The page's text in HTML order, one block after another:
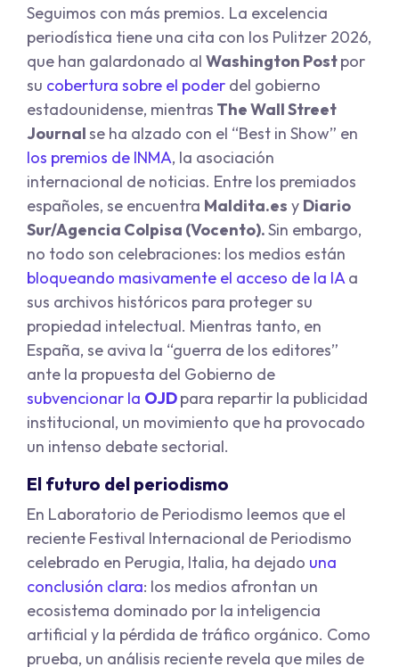
Seguimos con más premios. La excelencia
periodística tiene una cita con los Pulitzer 2026,
que han galardonado al Washington Postpor
su cobertura sobre el poder del gobierno
estadounidense, mientras The Wall Street
Journalse ha alzado con el “Best in Show” en
los premios de INMA, la asociación
internacional de noticias. Entre los premiados
españoles, se encuentra Maldita.es y Diario
Sur/Agencia Colpisa (Vocento).Sin embargo,
no todo son celebraciones: los medios están
bloqueando masivamente el acceso de la IA a
sus archivos históricos para proteger su
propiedad intelectual. Mientras tanto, en
España, se aviva la “guerra de los editores”
ante la propuesta del Gobierno de
subvencionar la OJDpara repartir la publicidad
institucional, un movimiento que ha provocado
un intenso debate sectorial.
El futuro del periodismo
En Laboratorio de Periodismo leemos que el
reciente Festival Internacional de Periodismo
celebrado en Perugia, Italia, ha dejado una
conclusión clara: los medios afrontan un
ecosistema dominado por la inteligencia
artificial y la pérdida de tráfico orgánico. Como
prueba, un análisis reciente revela que miles de